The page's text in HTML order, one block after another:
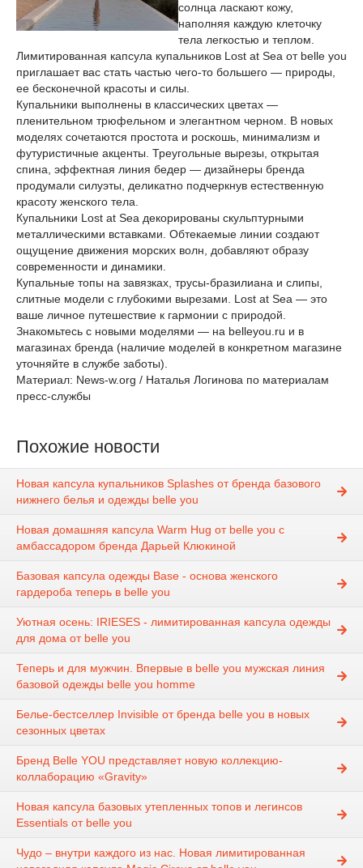
солнца ласкают кожу,
наполняя каждую клеточку
тела легкостью и теплом.
Лимитированная капсула купальников Lost at Sea от belle you
приглашает вас стать частью чего-то большего — природы,
ее бесконечной красоты и силы.
Купальники выполнены в классических цветах —
пленительном трюфельном и элегантном черном. В новых
моделях сочетаются простота и роскошь, минимализм и
футуристичные акценты. Треугольные вырезы, открытая
спина, эффектная линия бедер — дизайнеры бренда
продумали силуэты, деликатно подчеркнув естественную
красоту женского тела.
Купальники Lost at Sea декорированы скульптурными
металлическими вставками. Обтекаемые линии создают
ощущение движения морских волн, добавляют образу
современности и динамики.
Купальные топы на завязках, трусы-бразилиана и слипы,
слитные модели с глубокими вырезами. Lost at Sea — это
ваше личное путешествие к гармонии с природой.
Знакомьтесь с новыми моделями — на belleyou.ru и в
магазинах бренда (наличие моделей в конкретном магазине
уточняйте в службе заботы).
Материал: News-w.org / Наталья Логинова по материалам
пресс-службы
Похожие новости
Новая капсула купальников Splashes от бренда базового
нижнего белья и одежды belle you
Новая домашняя капсула Warm Hug от belle you c
амбассадором бренда Дарьей Клюкиной
Базовая капсула одежды Base - основа женского
гардероба теперь в belle you
Уютная осень: IRIESES - лимитированная капсула одежды
для дома от belle you
Теперь и для мужчин. Впервые в belle you мужская линия
базовой одежды belle you homme
Белье-бестселлер Invisible от бренда belle you в новых
сезонных цветах
Бренд Belle YOU представляет новую коллекцию-
коллаборацию «Gravity»
Новая капсула базовых утепленных топов и легинсов
Essentials от belle you
Чудо – внутри каждого из нас. Новая лимитированная